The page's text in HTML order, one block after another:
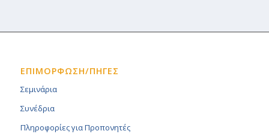
ΕΠΙΜΟΡΦΩΣΗ/ΠΗΓΕΣ
Σεμινάρια
Συνέδρια
Πληροφορίες για Προπονητές